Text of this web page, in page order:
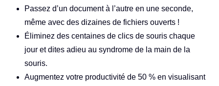
Passez d’un document à l’autre en une seconde,
même avec des dizaines de fichiers ouverts !
Éliminez des centaines de clics de souris chaque
jour et dites adieu au syndrome de la main de la
souris.
Augmentez votre productivité de 50 % en visualisant